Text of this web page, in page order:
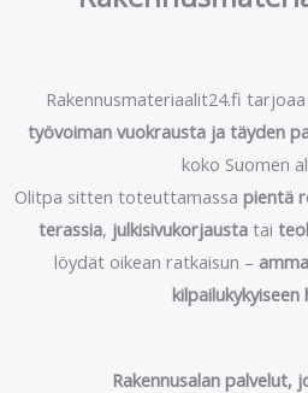
Rakennusmateriaalit24.fi
työvoiman vuokrausta ja täyden
koko Suomen
Olitpa sitten toteuttamassa pientä
terassia, julkisivukorjausta tai
löydät oikean ratkaisun –
kilpailukykyiseen
Rakennusalan palvelut,